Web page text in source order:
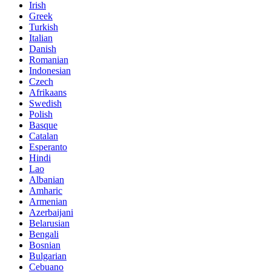
Irish
Greek
Turkish
Italian
Danish
Romanian
Indonesian
Czech
Afrikaans
Swedish
Polish
Basque
Catalan
Esperanto
Hindi
Lao
Albanian
Amharic
Armenian
Azerbaijani
Belarusian
Bengali
Bosnian
Bulgarian
Cebuano